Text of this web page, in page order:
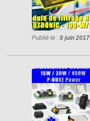
Publié le : 8 juin 2017